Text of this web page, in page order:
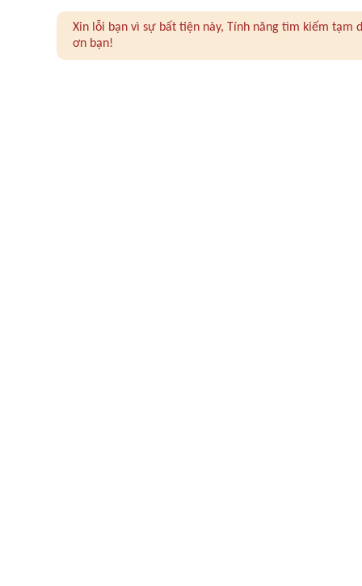
Xin lỗi bạn vì sự bất tiện này, Tính năng tìm kiếm
ơn bạn!